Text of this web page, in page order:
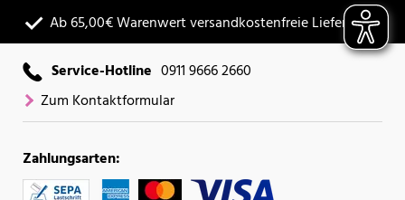
Ab 65,00€ Warenwert versandkostenfreie Lieferung
Service-Hotline 0911 9666 2660
Zum Kontaktformular
Zahlungsarten: